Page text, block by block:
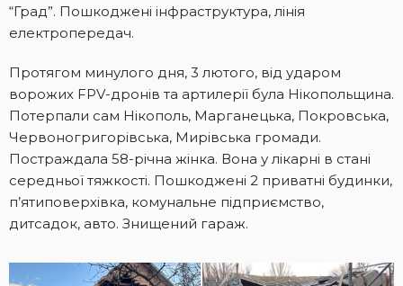
“Град”. Пошкоджені інфраструктура, лінія
електропередач.
Протягом минулого дня, 3 лютого, від ударом
ворожих FPV-дронів та артилерії була Нікопольщина.
Потерпали сам Нікополь, Марганецька, Покровська,
Червоногригорівська, Мирівська громади.
Постраждала 58-річна жінка. Вона у лікарні в стані
середньої тяжкості. Пошкоджені 2 приватні будинки,
п’ятиповерхівка, комунальне підприємство,
дитсадок, авто. Знищений гараж.